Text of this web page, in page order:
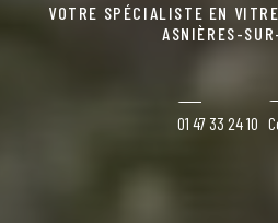
VOTRE SPÉCIALISTE EN
ASNIÈRES-
01 47 33 24 10